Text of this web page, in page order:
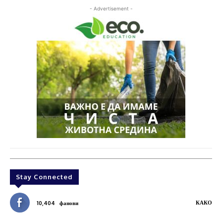
- Advertisement -
Stay Connected
10,404 фанови КАКО